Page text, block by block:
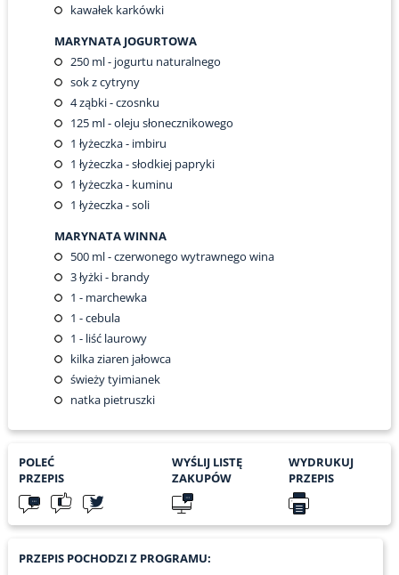
kawałek karkówki
MARYNATA JOGURTOWA
250ml - jogurtu naturalnego
sok z cytryny
4ząbki - czosnku
125ml - oleju słonecznikowego
1 łyżeczka - imbiru
1 łyżeczka - słodkiej papryki
1 łyżeczka - kuminu
1 łyżeczka - soli
MARYNATA WINNA
500ml - czerwonego wytrawnego wina
3łyżki - brandy
1 - marchewka
1 - cebula
1 - liść laurowy
kilka ziaren jałowca
świeży tyimianek
natka pietruszki
POLEĆ
PRZEPIS
WYŚLIJ LISTĘ
ZAKUPÓW
WYDRUKUJ
PRZEPIS
PRZEPIS POCHODZI Z PROGRAMU: